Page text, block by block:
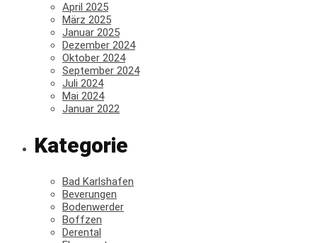
April 2025
März 2025
Januar 2025
Dezember 2024
Oktober 2024
September 2024
Juli 2024
Mai 2024
Januar 2022
Kategorie
Bad Karlshafen
Beverungen
Bodenwerder
Boffzen
Derental